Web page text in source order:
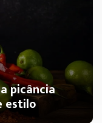
picância
estilo